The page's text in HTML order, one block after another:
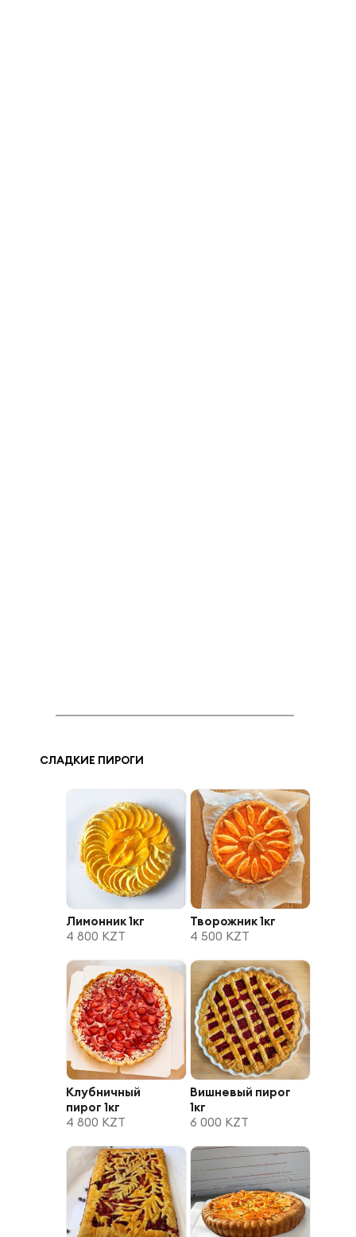
Лимонник 1кг
4 800 KZT
Творожник 1кг
4 500 KZT
Клубничный
пирог 1кг
4 800 KZT
Вишневый пирог
1кг
6 000 KZT
СЛАДКИЕ ПИРОГИ